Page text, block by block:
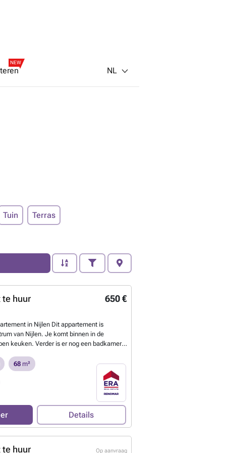
NEW
NL
Tuin Terras
650 €
huur
in Nijlen Dit appartement is
van Nijlen. Je komt binnen in de
keuken. Verder is er nog een badkamer,
het gebouw voorzien. Bijzonderheden: -
box inclusief - EPC B
Meer weten?
68 m²
Details
Op aanvraag
huur